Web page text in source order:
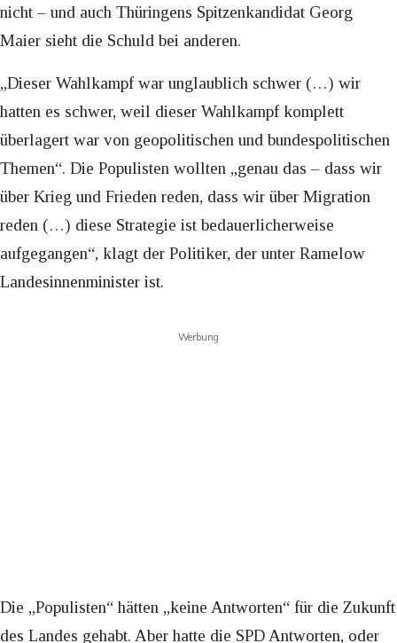
nicht – und auch Thüringens Spitzenkandidat Georg
Maier sieht die Schuld bei anderen.
„Dieser Wahlkampf war unglaublich schwer (…) wir
hatten es schwer, weil dieser Wahlkampf komplett
überlagert war von geopolitischen und bundespolitischen
Themen“. Die Populisten wollten „genau das – dass wir
über Krieg und Frieden reden, dass wir über Migration
reden (…) diese Strategie ist bedauerlicherweise
aufgegangen“, klagt der Politiker, der unter Ramelow
Landesinnenminister ist.
Werbung
Die „Populisten“ hätten „keine Antworten“ für die Zukunft
des Landes gehabt. Aber hatte die SPD Antworten, oder